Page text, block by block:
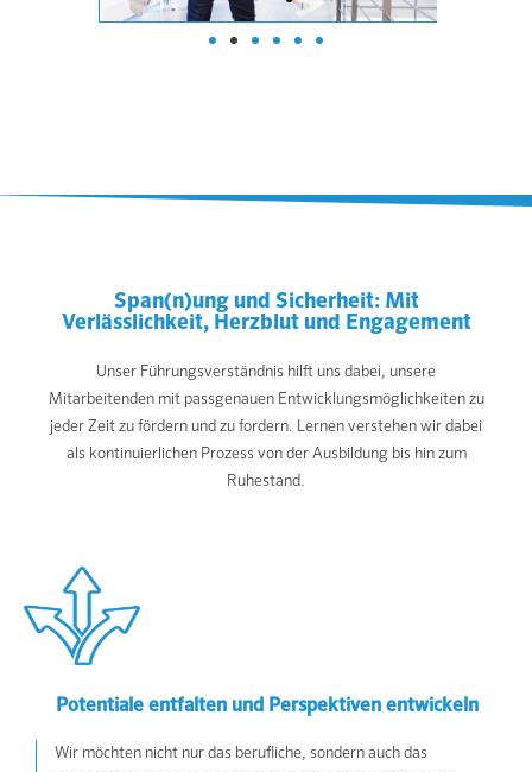
Span(n)ung und Sicherheit: Mit
Verlässlichkeit, Herzblut und Engagement
Unser Führungsverständnis hilft uns dabei, unsere
Mitarbeitenden mit passgenauen Entwicklungsmöglichkeiten zu
jeder Zeit zu fördern und zu fordern. Lernen verstehen wir dabei
als kontinuierlichen Prozess von der Ausbildung bis hin zum
Ruhestand.
Potentiale entfalten und Perspektiven entwickeln
Wir möchten nicht nur das berufliche, sondern auch das